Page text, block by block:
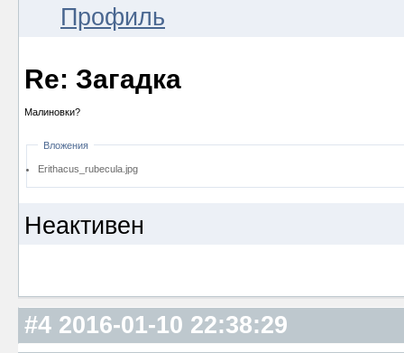
Профиль
Re: Загадка
Малиновки?
Вложения
Erithacus_rubecula.jpg
Неактивен
#4 2016-01-10 22:38:29